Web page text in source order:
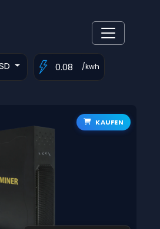
/kwh
KAUFEN